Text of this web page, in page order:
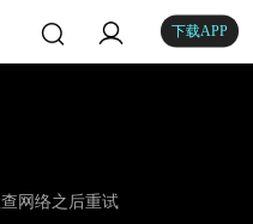
下载APP
网络之后重试